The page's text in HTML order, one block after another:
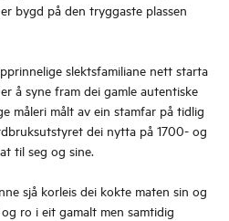
bygd på den tryggaste plassen
slektsfamiliane nett starta
å syne fram dei gamle autentiske
måleri målt av ein stamfar på tidlig
dei nytta på 1700- og
til seg og sine.
sjå korleis dei kokte maten sin og
ro i eit gamalt men samtidig